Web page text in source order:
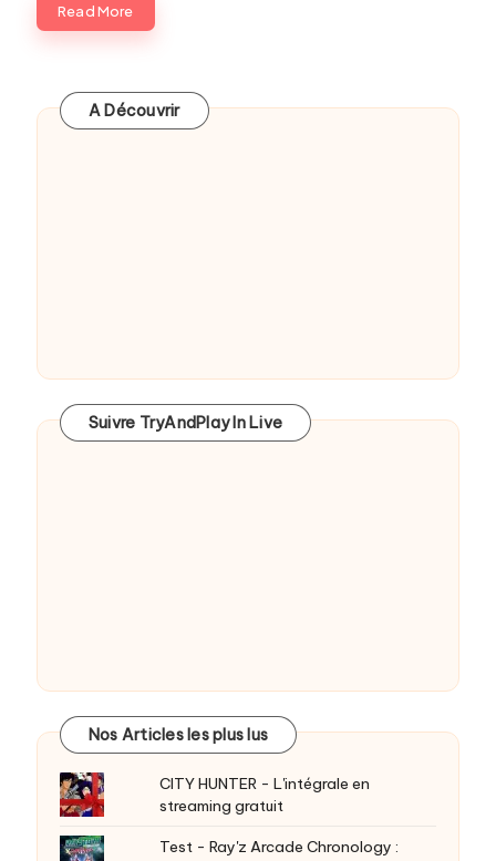
Read More
A Découvrir
Suivre TryAndPlay In Live
Nos Articles les plus lus
CITY HUNTER - L'intégrale en
streaming gratuit
Test - Ray'z Arcade Chronology :